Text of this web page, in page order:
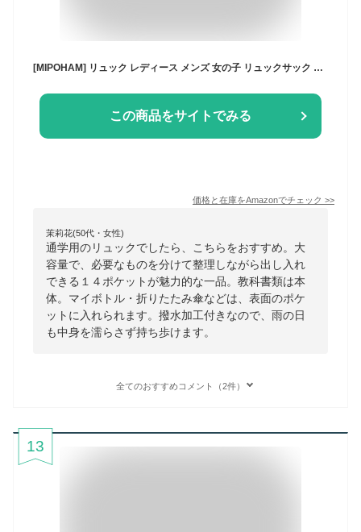
[MIPOHAM] リュック レディース メンズ 女の子 リュックサック 2層構造 14ポケット バックパック 大容量 学生 高校生 男女兼用 撥水加工 おしゃれ 15.6インチPC 盗難防止 遠足 通学 通勤 旅行 (1 NEW ブラック)
この商品をサイトでみる
価格と在庫をAmazonでチェック >>
茉莉花(50代・女性)
通学用のリュックでしたら、こちらをおすすめ。大
容量で、必要なものを分けて整理しながら出し入れ
できる１４ポケットが魅力的な一品。教科書類は本
体。マイボトル・折りたたみ傘などは、表面のポケ
ットに入れられます。撥水加工付きなので、雨の日
も中身を濡らさず持ち歩けます。
全てのおすすめコメント（2件）
13